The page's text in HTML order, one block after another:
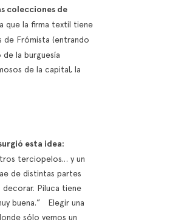
colecciones de
que la firma textil tiene
de Frómista (entrando
la burguesía
de la capital, la
esta idea:
terciopelos… y un
de distintas partes
Piluca tiene
buena.” Elegir una
sólo vemos un